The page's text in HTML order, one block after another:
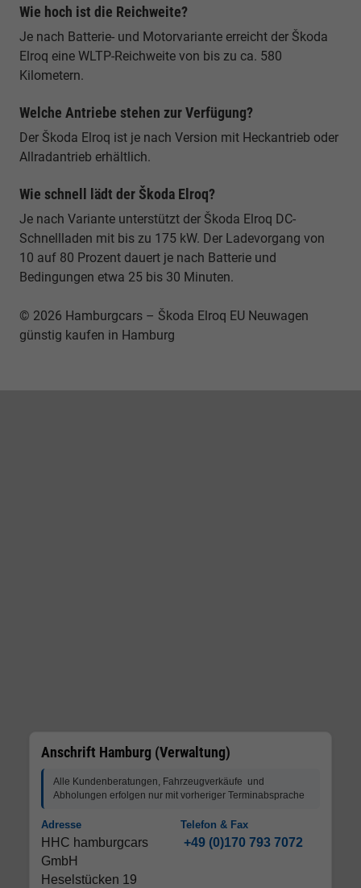
Wie hoch ist die Reichweite?
Je nach Batterie- und Motorvariante erreicht der Škoda
Elroq eine WLTP-Reichweite von bis zu ca. 580
Kilometern.
Welche Antriebe stehen zur Verfügung?
Der Škoda Elroq ist je nach Version mit Heckantrieb oder
Allradantrieb erhältlich.
Wie schnell lädt der Škoda Elroq?
Je nach Variante unterstützt der Škoda Elroq DC-
Schnellladen mit bis zu 175 kW. Der Ladevorgang von
10 auf 80 Prozent dauert je nach Batterie und
Bedingungen etwa 25 bis 30 Minuten.
© 2026 Hamburgcars – Škoda Elroq EU Neuwagen
günstig kaufen in Hamburg
Anschrift Hamburg (Verwaltung)
Alle Kundenberatungen, Fahrzeugverkäufe und
Abholungen erfolgen nur mit vorheriger Terminabsprache
Adresse
HHC hamburgcars
GmbH
Heselstücken 19
Telefon & Fax
+49 (0)170 793 7072